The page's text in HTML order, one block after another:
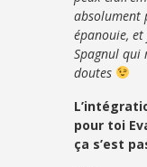
absolument
épanouie,
Spagnul qui
doutes
pour toi
ça s’est